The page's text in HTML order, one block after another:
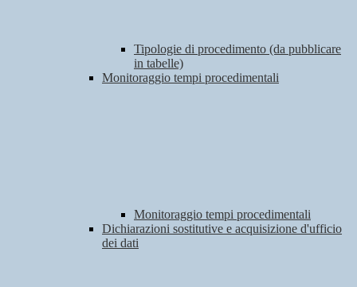
Tipologie di procedimento (da pubblicare
in tabelle)
Monitoraggio tempi procedimentali
Monitoraggio tempi procedimentali
Dichiarazioni sostitutive e acquisizione d'ufficio
dei dati